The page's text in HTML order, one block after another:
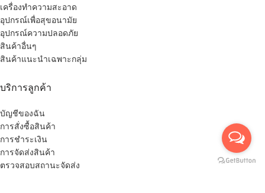
เครื่องทำความสะอาด
อุปกรณ์เพื่อสุขอนามัย
อุปกรณ์ความปลอดภัย
สินค้าอื่นๆ
สินค้าแนะนำเฉพาะกลุ่ม
บริการลูกค้า
บัญชีของฉัน
การสั่งซื้อสินค้า
การชำระเงิน
การจัดส่งสินค้า
ตรวจสอบสถานะจัดส่ง